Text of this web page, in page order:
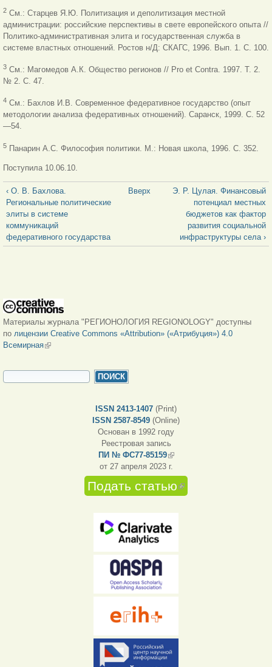
2 См.: Старцев Я.Ю. Политизация и деполитизация местной
администрации: российские перспективы в свете европейского опыта //
Политико-административная элита и государственная служба в
системе властных отношений. Ростов н/Д: СКАГС, 1996. Вып. 1. С. 100.
3 См.: Магомедов А.К. Общество регионов // Pro et Contra. 1997. Т. 2.
№ 2. С. 47.
4 См.: Бахлов И.В. Современное федеративное государство (опыт
методологии анализа федеративных отношений). Саранск, 1999. С. 52
—54.
5 Панарин А.С. Философия политики. М.: Новая школа, 1996. С. 352.
Поступила 10.06.10.
‹ О. В. Бахлова.
Региональные политические
элиты в системе
коммуникаций
федеративного государства
Вверх
Э. Р. Цулая. Финансовый
потенциал местных
бюджетов как фактор
развития социальной
инфраструктуры села ›
Материалы журнала "РЕГИОНОЛОГИЯ REGIONOLOGY" доступны
по лицензии Creative Commons «Attribution» («Атрибуция») 4.0
Всемирная(внешняя ссылка)
ФОРМА ПОИСКА
ISSN 2413-1407 (Print)
ISSN 2587-8549 (Online)
Основан в 1992 году
Реестровая запись
ПИ № ФС77-85159(внешняя ссылка)
от 27 апреля 2023 г.
Подать статью